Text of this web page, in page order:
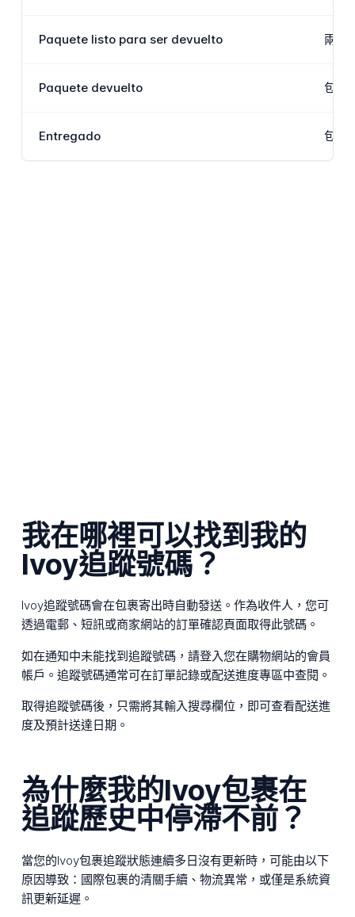
Paquete listo para ser devuelto 兩次
Paquete devuelto 包裹
Entregado 包裹
我在哪裡可以找到我的
Ivoy追蹤號碼？
Ivoy追蹤號碼會在包裹寄出時自動發送。作為收件人，您可
透過電郵、短訊或商家網站的訂單確認頁面取得此號碼。
如在通知中未能找到追蹤號碼，請登入您在購物網站的會員
帳戶。追蹤號碼通常可在訂單記錄或配送進度專區中查閱。
取得追蹤號碼後，只需將其輸入搜尋欄位，即可查看配送進
度及預計送達日期。
為什麼我的Ivoy包裹在
追蹤歷史中停滯不前？
當您的Ivoy包裹追蹤狀態連續多日沒有更新時，可能由以下
原因導致：國際包裹的清關手續、物流異常，或僅是系統資
訊更新延遲。